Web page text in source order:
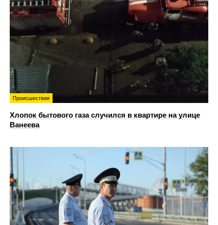
Происшествия
Хлопок бытового газа случился в квартире на улице
Ванеева